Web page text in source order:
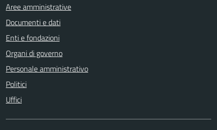
Aree amministrative
Documenti e dati
Enti e fondazioni
Organi di governo
Personale amministrativo
Politici
Uffici